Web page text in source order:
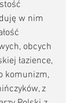
w nim
obcych
łazience,
komunizm,
z